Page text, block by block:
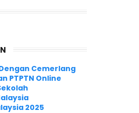
Cemerlang
PTPTN Online
2025